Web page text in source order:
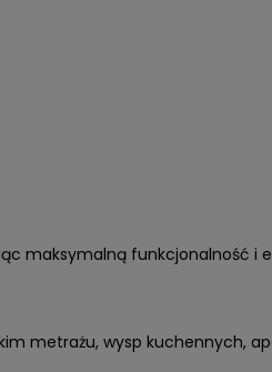
maksymalną funkcjonalność i
metrażu, wysp kuchennych,